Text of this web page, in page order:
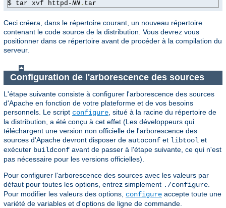
$ tar xvf httpd-NN . tar
Ceci créera, dans le répertoire courant, un nouveau répertoire
contenant le code source de la distribution. Vous devrez vous
positionner dans ce répertoire avant de procéder à la compilation du
serveur.
Configuration de l'arborescence des sources
L'étape suivante consiste à configurer l'arborescence des sources
d'Apache en fonction de votre plateforme et de vos besoins
personnels. Le script configure , situé à la racine du répertoire de
la distribution, a été conçu à cet effet (Les développeurs qui
téléchargent une version non officielle de l'arborescence des
sources d'Apache devront disposer de autoconf et libtool et
exécuter buildconf avant de passer à l'étape suivante, ce qui n'est
pas nécessaire pour les versions officielles).
Pour configurer l'arborescence des sources avec les valeurs par
défaut pour toutes les options, entrez simplement ./configure
Pour modifier les valeurs des options, configure accepte toute une
variété de variables et d'options de ligne de commande.